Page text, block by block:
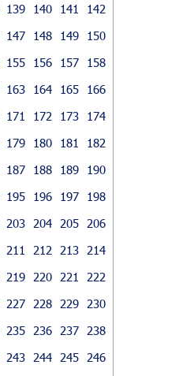
139 140 141
142
147 148 149
150
155 156 157
158
163 164 165
166
171 172 173
174
179 180 181
182
187 188 189
190
195 196 197
198
203 204 205
206
211 212 213
214
219 220 221
222
227 228 229
230
235 236 237
238
243 244 245
246